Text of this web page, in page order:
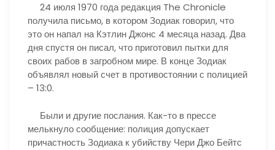
24 июля 1970 года редакция The Chronicle
получила письмо, в котором Зодиак говорил, что
это он напал на Кэтлин Джонс 4 месяца назад. Два
дня спустя он писал, что приготовил пытки для
своих рабов в загробном мире. В конце Зодиак
объявлял новый счет в противостоянии с полицией
– 13:0.
Были и другие послания. Как-то в прессе
мелькнуло сообщение: полиция допускает
причастность Зодиака к убийству Чери Джо Бейтс